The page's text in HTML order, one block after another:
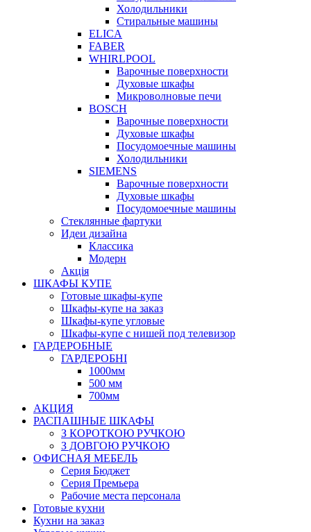
Холодильники
Стиральные машины
ELICA
FABER
WHIRLPOOL
Варочные поверхности
Духовые шкафы
Микроволновые печи
BOSCH
Варочные поверхности
Духовые шкафы
Посудомоечные машины
Холодильники
SIEMENS
Варочные поверхности
Духовые шкафы
Посудомоечные машины
Стеклянные фартуки
Идеи дизайна
Класcика
Модерн
Акція
ШКАФЫ КУПЕ
Готовые шкафы-купе
Шкафы-купе на заказ
Шкафы-купе угловые
Шкафы-купе с нишей под телевизор
ГАРДЕРОБНЫЕ
ГАРДЕРОБНІ
1000мм
500 мм
700мм
АКЦИЯ
РАСПАШНЫЕ ШКАФЫ
З КОРОТКОЮ РУЧКОЮ
З ДОВГОЮ РУЧКОЮ
ОФИСНАЯ МЕБЕЛЬ
Серия Бюджет
Серия Премьера
Рабочие места персонала
Готовые кухни
Кухни на заказ